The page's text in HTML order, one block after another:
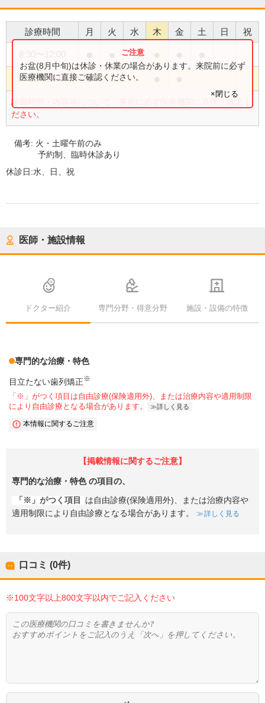
診療時間 月 火 水 木 金 土 日 祝
15:00〜18:00 ●
診療時間・内容等について、事前に必ず医療機関に直接ご確認く
ださい。
お盆(8月中旬)は休診・休業の場合があります。来院前に必ず
医療機関に直接ご確認ください。
×閉じる
備考: 火・土曜午前のみ
予約制、臨時休診あり
休診日:水、日、祝
医師・施設情報
ドクター紹介 専門分野・得意分野 施設・設備の特徴
専門的な治療・特色
目立たない歯列矯正※
「※」がつく項目は自由診療(保険適用外)、または治療内容や適用制限
により自由診療となる場合があります。
詳しく見る
本情報に関するご注意
【掲載情報に関するご注意】
専門的な治療・特色の項目の、
「※」がつく項目
は自由診療(保険適用外)、または治療内容や
適用制限により自由診療となる場合があります。
詳しく見る
口コミ (0件)
※100文字以上800文字以内でご記入ください